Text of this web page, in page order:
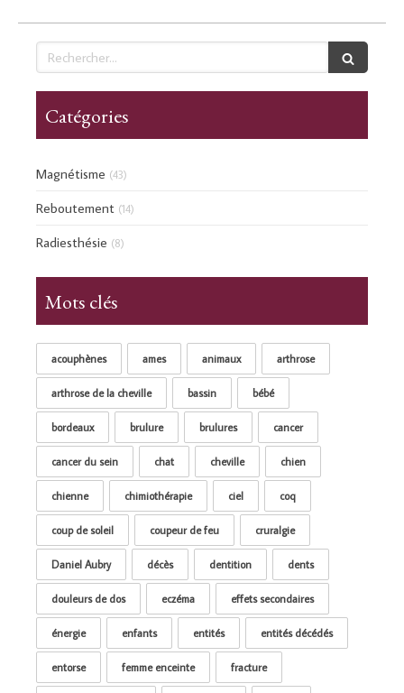
Rechercher
Catégories
Magnétisme (43)
Reboutement (14)
Radiesthésie (8)
Mots clés
acouphènes ames animaux arthrose
arthrose de la cheville bassin bébé
bordeaux brulure brulures cancer
cancer du sein chat cheville chien
chienne chimiothérapie ciel coq
coup de soleil coupeur de feu cruralgie
Daniel Aubry décès dentition dents
douleurs de dos eczéma effets secondaires
énergie enfants entités entités décédés
entorse femme enceinte fracture